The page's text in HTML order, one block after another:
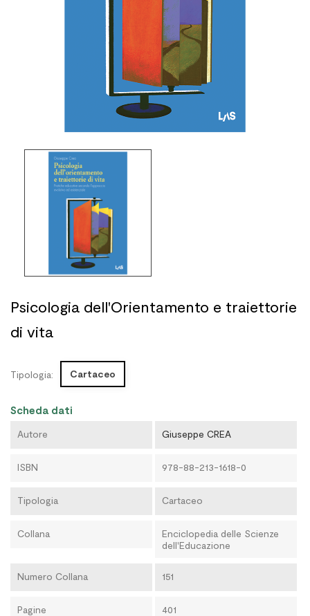
Psicologia dell'Orientamento e traiettorie
di vita
Tipologia: Cartaceo
Scheda dati
Autore Giuseppe CREA
ISBN 978-88-213-1618-0
Tipologia Cartaceo
Collana
Enciclopedia delle Scienze
dell'Educazione
Numero Collana 151
Pagine 401